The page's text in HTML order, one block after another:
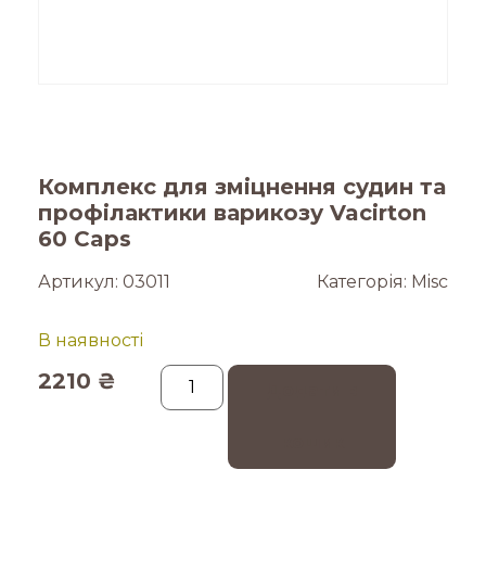
Комплекс для зміцнення судин та
профілактики варикозу Vacirton
60 Caps
2210 ₴
В наявності
Артикул: 03011 Категорія: Misc